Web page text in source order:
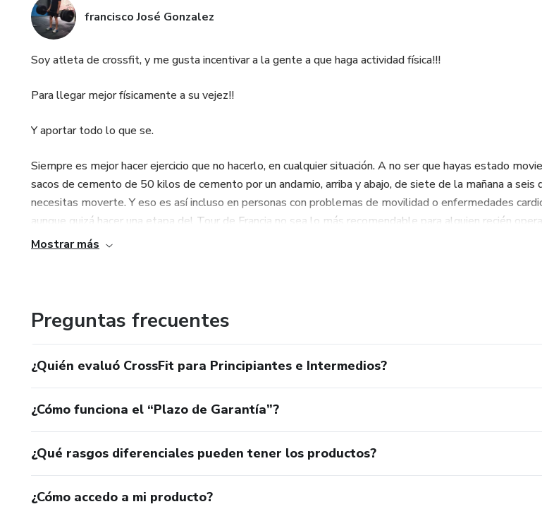
francisco José Gonzalez
Soy atleta de crossfit, y me gusta incentivar a la gente a que haga actividad física!!!
Para llegar mejor físicamente a su vejez!!
Y aportar todo lo que se.
Siempre es mejor hacer ejercicio que no hacerlo, en cualquier situación. A no ser que hayas estado
sacos de cemento de 50 kilos de cemento por un andamio, arriba y abajo, de siete de la mañana a seis
necesitas moverte. Y eso es así incluso en personas con problemas de movilidad o enfermedades
aunque quizá hacer una etapa del Tour de Francia no sea lo más recomendable para alguien recién
corazón-. Si esa motivación no es suficiente, puedes decirle que hacer ejercicio:
Mejora el estado de ánimo y el autoaprecio. De rebote, eso aumenta aún más tu mating value.
Conoces gente con la que compartes una actividad.
mismo CV, pero aspecto menos saludable y con menos confianza en sí mismo
Mostrar más
Preguntas frecuentes
¿Quién evaluó CrossFit para Principiantes e Intermedios?
¿Cómo funciona el “Plazo de Garantía”?
¿Qué rasgos diferenciales pueden tener los productos?
¿Cómo accedo a mi producto?